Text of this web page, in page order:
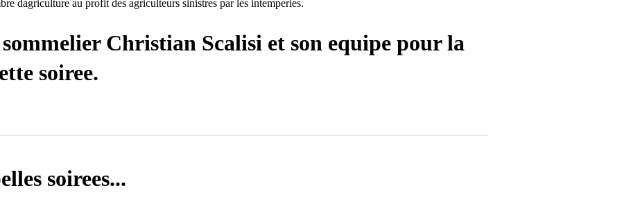
dagriculture au profit des agriculteurs sinistres par les intemperies.
Christian Scalisi et son equipe pour la
soiree.
soirees...